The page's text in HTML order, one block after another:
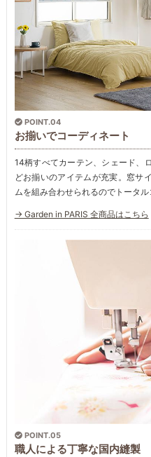
POINT.04
お揃いでコーディネート
14柄すべてカーテン、シェード、
どお揃いのアイテムが充実。窓サ
ムを組み合わせられるのでトータル
→ Garden in PARIS 全商品はこちら
POINT.05
職人による丁寧な国内縫製